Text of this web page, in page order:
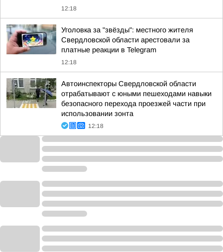
12:18
Уголовка за "звёзды": местного жителя
Свердловской области арестовали за
платные реакции в Telegram
12:18
Автоинспекторы Свердловской области
отрабатывают с юными пешеходами навыки
безопасного перехода проезжей части при
использовании зонта
12:18